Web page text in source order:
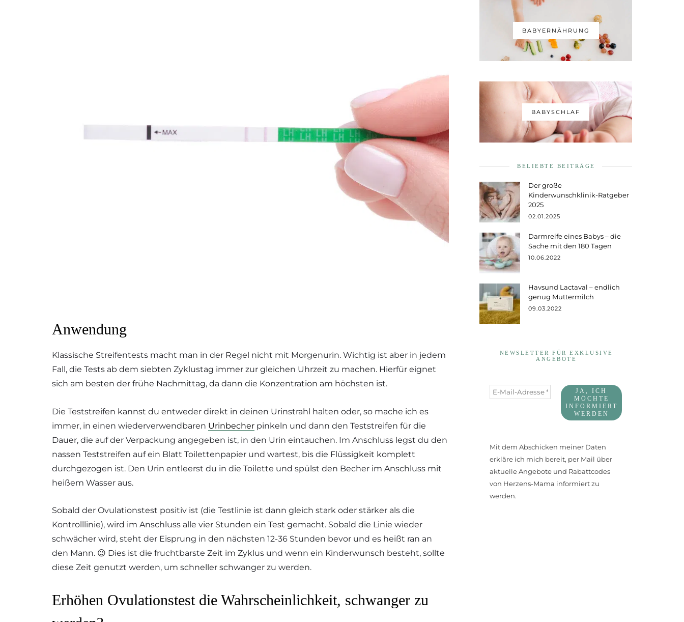
Anwendung
Klassische Streifentests macht man in der Regel nicht mit Morgenurin. Wichtig ist aber in jedem
Fall, die Tests ab dem siebten Zyklustag immer zur gleichen Uhrzeit zu machen. Hierfür eignet
sich am besten der frühe Nachmittag, da dann die Konzentration am höchsten ist.
Die Teststreifen kannst du entweder direkt in deinen Urinstrahl halten oder, so mache ich es
immer, in einen wiederverwendbaren Urinbecher pinkeln und dann den Teststreifen für die
Dauer, die auf der Verpackung angegeben ist, in den Urin eintauchen. Im Anschluss legst du den
nassen Teststreifen auf ein Blatt Toilettenpapier und wartest, bis die Flüssigkeit komplett
durchgezogen ist. Den Urin entleerst du in die Toilette und spülst den Becher im Anschluss mit
heißem Wasser aus.
Sobald der Ovulationstest positiv ist (die Testlinie ist dann gleich stark oder stärker als die
Kontrolllinie), wird im Anschluss alle vier Stunden ein Test gemacht. Sobald die Linie wieder
schwächer wird, steht der Eisprung in den nächsten 12-36 Stunden bevor und es heißt ran an
den Mann. 😉 Dies ist die fruchtbarste Zeit im Zyklus und wenn ein Kinderwunsch besteht, sollte
diese Zeit genutzt werden, um schneller schwanger zu werden.
Erhöhen Ovulationstest die Wahrscheinlichkeit, schwanger zu
BABYERNÄHRUNG
BABYSCHLAF
BELIEBTE BEITRÄGE
Der große
Kinderwunschklinik-Ratgeber
2025
02.01.2025
Darmreife eines Babys – die
Sache mit den 180 Tagen
10.06.2022
Havsund Lactaval – endlich
genug Muttermilch
09.03.2022
NEWSLETTER FÜR EXKLUSIVE
ANGEBOTE
Mit dem Abschicken meiner Daten
erkläre ich mich bereit, per Mail über
aktuelle Angebote und Rabattcodes
von Herzens-Mama informiert zu
werden.